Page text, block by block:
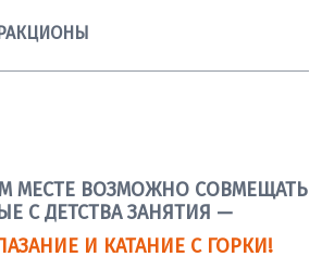
МЕСТЕ ВОЗМОЖНО СОВМЕЩАТЬ
С ДЕТСТВА ЗАНЯТИЯ —
И КАТАНИЕ С ГОРКИ!